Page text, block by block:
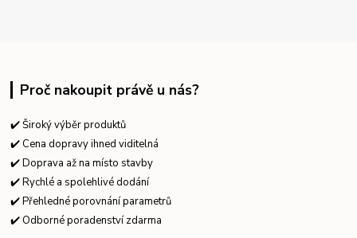
Proč nakoupit právě u nás?
✔️ Široký výběr produktů
✔️ Cena dopravy ihned viditelná
✔️ Doprava až na místo stavby
✔️ Rychlé a spolehlivé dodání
✔️ Přehledné porovnání parametrů
✔️ Odborné poradenství zdarma